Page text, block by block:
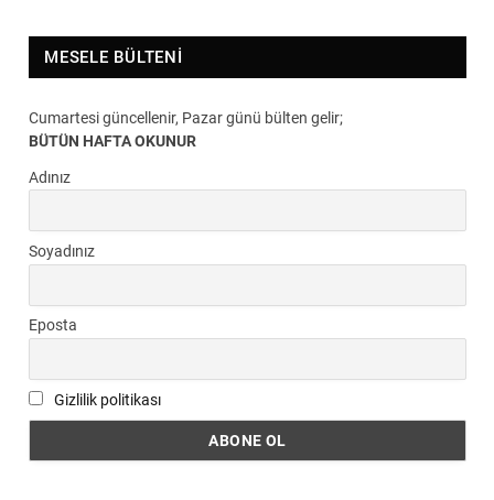
MESELE BÜLTENI
Cumartesi güncellenir, Pazar günü bülten gelir;
BÜTÜN HAFTA OKUNUR
Adınız
Soyadınız
Eposta
Gizlilik politikası